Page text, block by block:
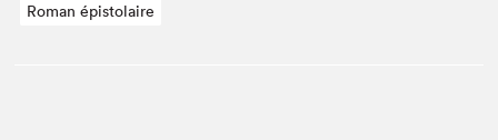
Roman épistolaire